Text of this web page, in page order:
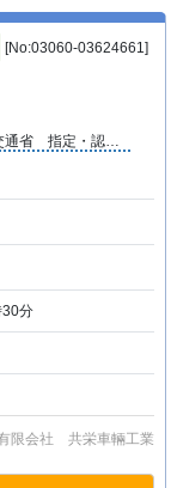
[No:03060-03624661]
創業５６年。国土交通省 指定・認可工場。 ディーラーとの取引もあり、大型車や特殊車両のみならず普通自動車までの車検整備・板金塗装等、電装を一体で行う工場です。
分
限会社 共栄車輛工業